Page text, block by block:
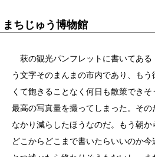
まちじゅう博物館
萩の観光パンフレットに書いてある
う文字そのまんまの市内であり、も
くて飽きることなく何日も散策でき
最高の写真量を撮ってしまった。そ
なかり減らしたほうなのだ。もう朝
どこからどこまで書いたらいいのか